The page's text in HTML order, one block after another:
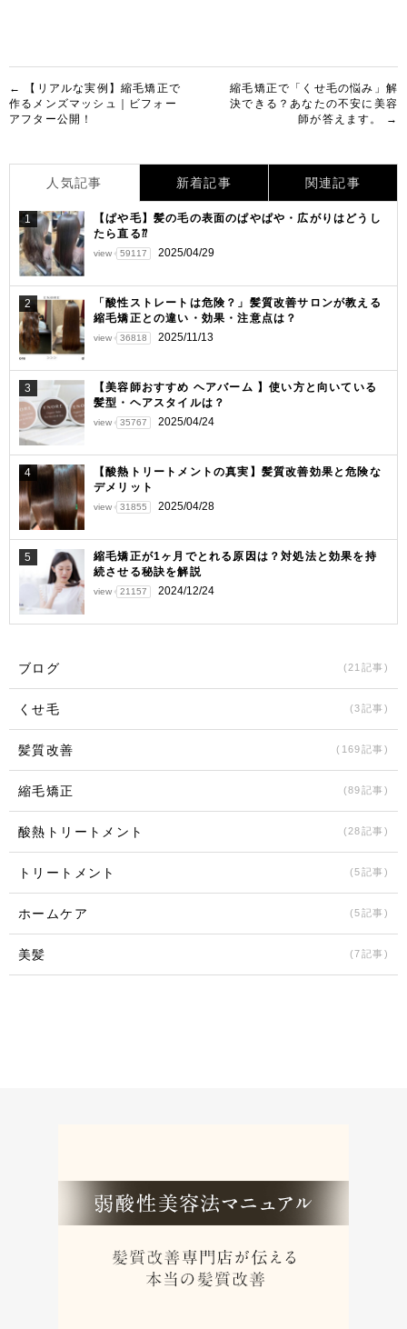
投
稿
ー
シ
ョ
ン
← 【リアルな実例】縮毛矯正で
作るメンズマッシュ｜ビフォー
アフター公開！
縮毛矯正で「くせ毛の悩み」解
決できる？あなたの不安に美容
師が答えます。 →
人気記事 新着記事 関連記事
1
【ぱや毛】髪の毛の表面のぱやぱや・広がりはどうし
たら直る⁇
view 59117 2025/04/29
2
「酸性ストレートは危険？」髪質改善サロンが教える
縮毛矯正との違い・効果・注意点は？
view 36818 2025/11/13
3
【美容師おすすめ ヘアバーム 】使い方と向いている
髪型・ヘアスタイルは？
view 35767 2025/04/24
4
【酸熱トリートメントの真実】髪質改善効果と危険な
デメリット
view 31855 2025/04/28
5
縮毛矯正が1ヶ月でとれる原因は？対処法と効果を持
続させる秘訣を解説
view 21157 2024/12/24
ブログ (21記事)
くせ毛 (3記事)
髪質改善 (169記事)
縮毛矯正 (89記事)
酸熱トリートメント (28記事)
トリートメント (5記事)
ホームケア (5記事)
美髪 (7記事)